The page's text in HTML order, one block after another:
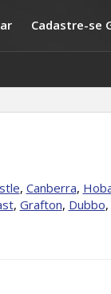
Cadastre-se
, Canberra,
, Grafton, Dubbo,